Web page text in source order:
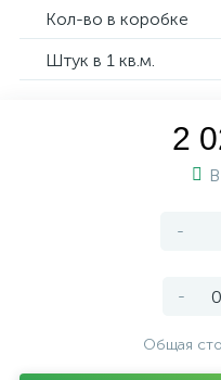
Кол-во в коробке
Штук в 1 кв.м.
2
-
-
Общая